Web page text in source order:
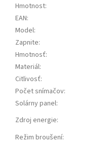
Hmotnost:
EAN:
Model:
Zapnite:
Hmotnosť:
Materiál:
Citlivosť:
Počet snímačov:
Solárny panel:
Zdroj energie:
Režim broušení: